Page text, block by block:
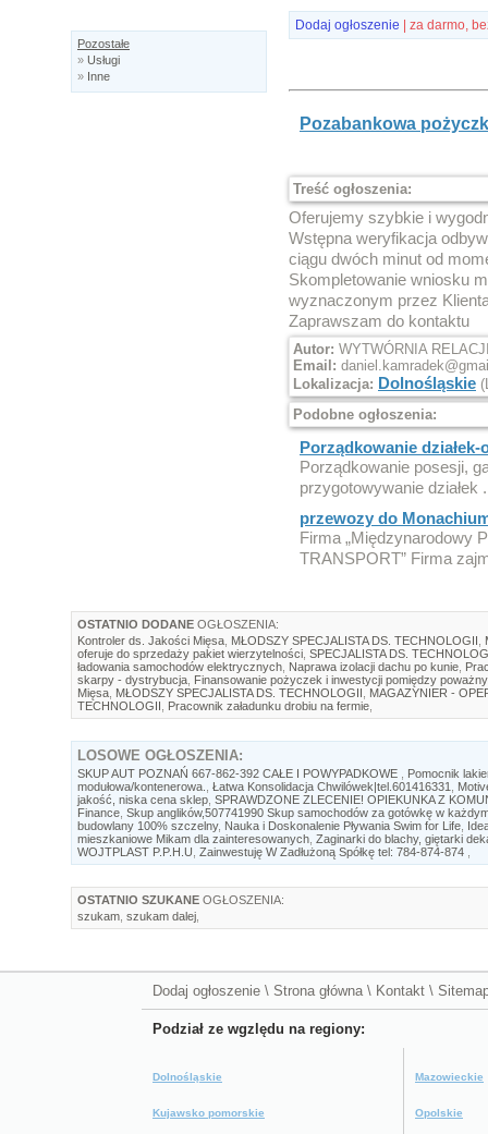
Pozostałe
» Usługi
» Inne
Dodaj ogłoszenie | za darmo,
Pozabankowa
Treść ogłoszenia:
Oferujemy szybkie i
Wstępna weryfikacja
ciągu dwóch minut od
Skompletowanie wniosku
wyznaczonym przez
Zaprawszam do kontaktu
Autor: WYTWÓRNIA
Email:
Lokalizacja: Dolnośląskie
Podobne ogłoszenia:
Porządkowanie
Porządkowanie posesji,
przygotowywanie działek
przewozy do
Firma „Międzynarodowy
TRANSPORT” Firma
OSTATNIO DODANE OGŁOSZENIA:
Kontroler ds. Jakości Mięsa MŁODSZY SPECJALISTA DS. TECHNOLOGII
oferuje do sprzedaży pakiet wierzytelności SPECJALISTA DS.
ładowania samochodów elektrycznych Naprawa izolacji dachu po kunie
skarpy - dystrybucja Finansowanie pożyczek i inwestycji pomiędzy
Mięsa MŁODSZY SPECJALISTA DS. TECHNOLOGII
MAGAZYNIER -
TECHNOLOGII
Pracownik załadunku drobiu na fermie
LOSOWE OGŁOSZENIA:
SKUP AUT POZNAŃ 667-862-392 CAŁE I POWYPADKOWE
Pomocnik
modułowa/kontenerowa.
Łatwa Konsolidacja Chwilówek|tel.601416331
jakość, niska cena sklep SPRAWDZONE ZLECENIE! OPIEKUNKA Z
Finance Skup anglików,507741990 Skup samochodów za gotówkę w
budowlany 100% szczelny, Nauka i Doskonalenie Pływania Swim for Life
mieszkaniowe Mikam dla zainteresowanych Zaginarki do blachy, giętarki
WOJTPLAST P.P.H.U Zainwestuję W Zadłużoną Spółkę tel: 784-874-874
OSTATNIO SZUKANE OGŁOSZENIA:
szukam szukam dalej
Dodaj ogłoszenie \ Strona główna \ Kontakt \
Podział ze wgzlędu na regiony:
Dolnośląskie
Kujawsko pomorskie
Mazowieckie
Opolskie